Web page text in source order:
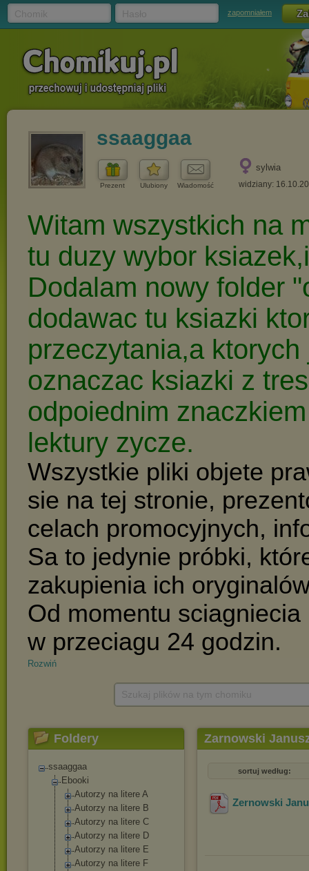
zapomniałem
ssaaggaa
Prezent Ulubiony Wiadomość
sylwia
widziany:
Rozwiń
Foldery
ssaaggaa
Ebooki
Autorzy na litere A
Autorzy na litere B
Autorzy na litere C
Autorzy na litere D
Autorzy na litere E
Autorzy na litere F
Zarnowski
sortuj według:
Zernowski